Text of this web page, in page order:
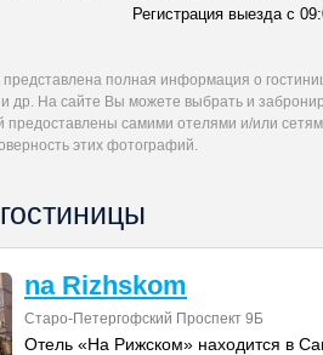
Регистрация выезда с
полная информация о
и др. На сайте Вы можете выбрать и
самими отелями и/или
этих фотографий.
na Rizhskom
Старо-Петергофский Проспект 9Б
Отель «На Рижском» находится в